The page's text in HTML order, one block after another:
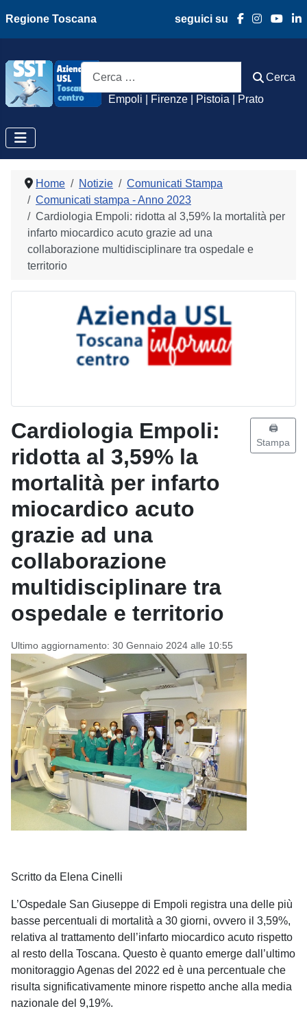
Regione Toscana seguici su
Azienda Usl
Empoli | Firenze | Pistoia | Prato
Cerca
Cerca
Home Notizie
Comunicati Stampa
Comunicati stampa - Anno 2023
Cardiologia Empoli: ridotta al 3,59% la mortalità per
infarto miocardico acuto grazie ad una
collaborazione multidisciplinare tra ospedale e
territorio
Cardiologia Empoli:
ridotta al 3,59% la
mortalità per infarto
miocardico acuto
grazie ad una
collaborazione
multidisciplinare tra
ospedale e territorio
Ultimo aggiornamento: 30 Gennaio 2024 alle 10:55
🖨️
Stampa
Scritto da Elena Cinelli
L’Ospedale San Giuseppe di Empoli registra una delle più
basse percentuali di mortalità a 30 giorni, ovvero il 3,59%,
relativa al trattamento dell’infarto miocardico acuto rispetto
al resto della Toscana. Questo è quanto emerge dall’ultimo
monitoraggio Agenas del 2022 ed è una percentuale che
risulta significativamente minore rispetto anche alla media
nazionale del 9,19%.